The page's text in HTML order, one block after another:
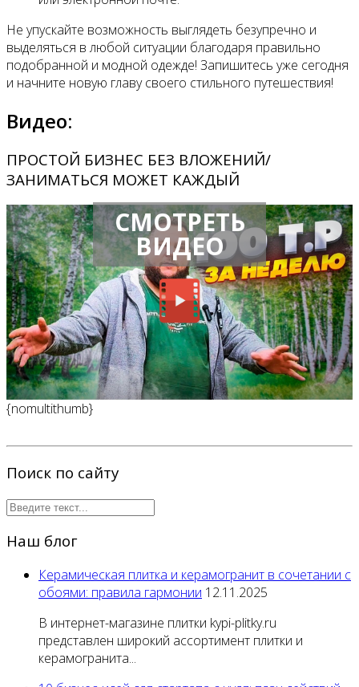
Не упускайте возможность выглядеть безупречно и
выделяться в любой ситуации благодаря правильно
подобранной и модной одежде! Запишитесь уже сегодня
и начните новую главу своего стильного путешествия!
Видео:
ПРОСТОЙ БИЗНЕС БЕЗ ВЛОЖЕНИЙ/
ЗАНИМАТЬСЯ МОЖЕТ КАЖДЫЙ
СМОТРЕТЬ
ВИДЕО
{nomultithumb}
Поиск по сайту
Наш блог
Керамическая плитка и керамогранит в сочетании с
обоями: правила гармонии 12.11.2025
В интернет-магазине плитки kypi-plitky.ru
представлен широкий ассортимент плитки и
керамогранита...